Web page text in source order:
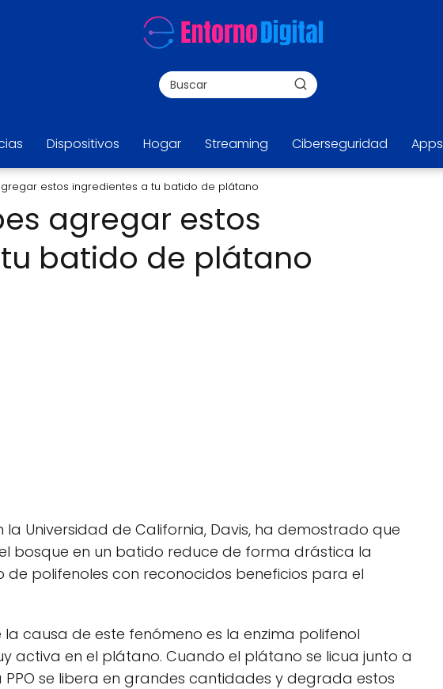
Dispositivos Hogar Streaming Ciberseguridad Apps
estos ingredientes a tu batido de plátano
agregar estos
batido de plátano
la Universidad de California, Davis, ha demostrado que
bosque en un batido reduce de forma drástica la
polifenoles con reconocidos beneficios para el
causa de este fenómeno es la enzima polifenol
activa en el plátano. Cuando el plátano se licua junto a
se libera en grandes cantidades y degrada estos